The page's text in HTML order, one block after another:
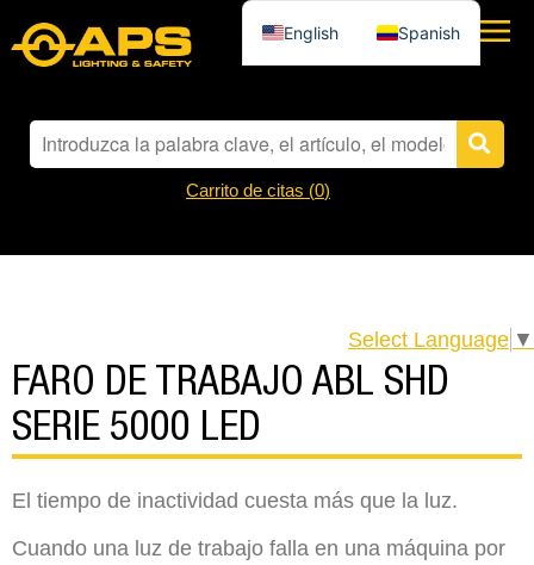
Carrito de citas (0)
Select Language ▼
FARO DE TRABAJO ABL SHD
SERIE 5000 LED
El tiempo de inactividad cuesta más que la luz.
Cuando una luz de trabajo falla en una máquina por
English Spanish